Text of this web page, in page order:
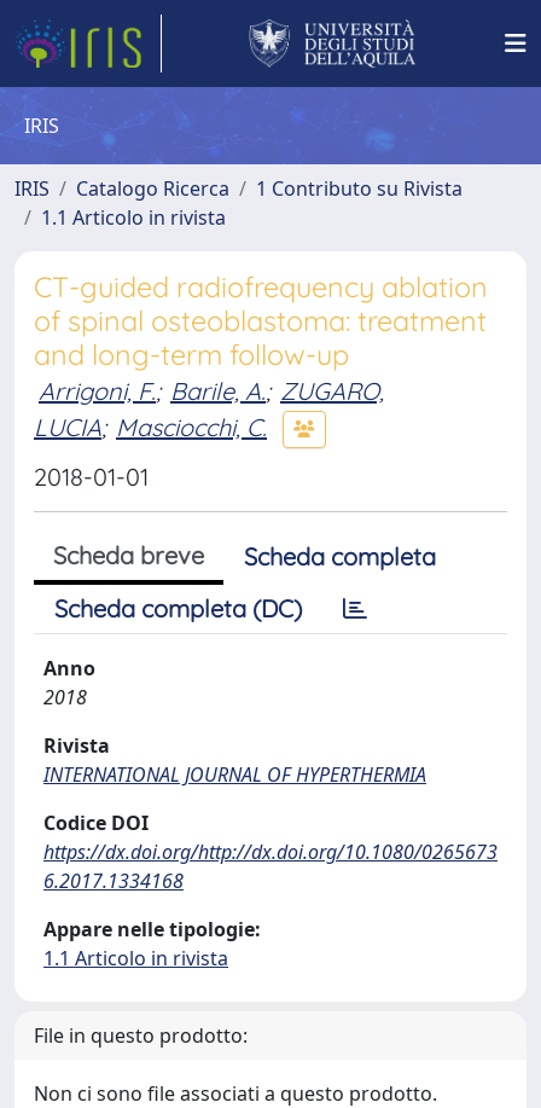
IRIS
IRIS Catalogo Ricerca
1 Contributo su Rivista
1.1 Articolo in rivista
CT-guided radiofrequency ablation
of spinal osteoblastoma: treatment
and long-term follow-up
Arrigoni, F.; Barile, A.; ZUGARO,
LUCIA; Masciocchi, C.
2018-01-01
Scheda breve
Scheda completa
Scheda completa (DC)
Anno
2018
Rivista
INTERNATIONAL JOURNAL OF HYPERTHERMIA
Codice DOI
https://dx.doi.org/http://dx.doi.org/10.1080/0265673
6.2017.1334168
Appare nelle tipologie:
1.1 Articolo in rivista
File in questo prodotto:
Non ci sono file associati a questo prodotto.